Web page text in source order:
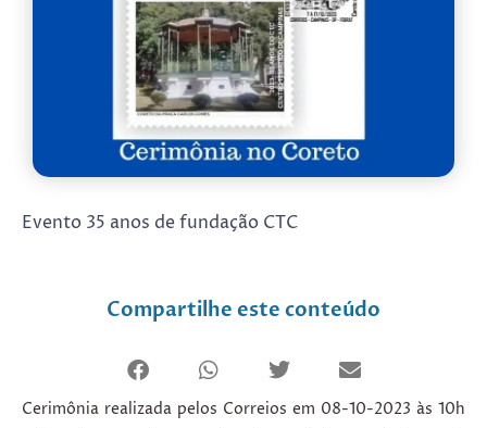
Evento 35 anos de fundação CTC
Compartilhe este conteúdo
Cerimônia realizada pelos Correios em 08-10-2023 às 10h